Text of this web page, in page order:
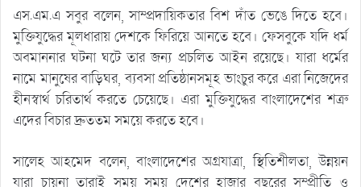
এস.এম.এ সবুর বলেন, সাম্প্রদায়িকতার বিশ দাঁত ভেঙে দিতে হবে।
মুক্তিযুদ্ধের মূলধারায় দেশকে ফিরিয়ে আনতে হবে। ফেসবুকে যদি ধর্ম
অবমাননার ঘটনা ঘটে তার জন্য প্রচলিত আইন রয়েছে। যারা ধর্মের
নামে মানুষের বাড়িঘর, ব্যবসা প্রতিষ্ঠানসমূহ ভাংচুর করে এরা নিজেদের
হীনস্বার্থ চরিতার্থ করতে চেয়েছে। এরা মুক্তিযুদ্ধের বাংলাদেশের শত্রু
এদের বিচার দ্রুততম সময়ে করতে হবে।
সালেহ আহমেদ বলেন, বাংলাদেশের অগ্রযাত্রা, স্থিতিশীলতা, উন্নয়ন
যারা চায়না তারাই সময় সময় দেশের হাজার বছরের সম্প্রীতি ও